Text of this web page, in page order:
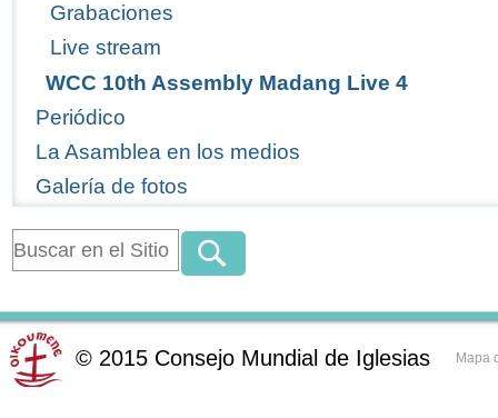
Grabaciones
Live stream
WCC 10th Assembly Madang Live 4
Periódico
La Asamblea en los medios
Galería de fotos
© 2015 Consejo Mundial de Iglesias Mapa